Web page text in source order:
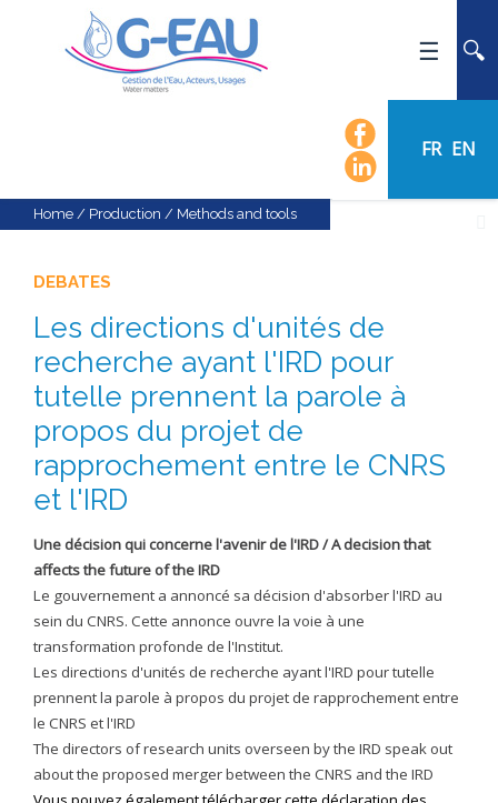
FR EN
NEWS
CALENDAR OF EVENTS
STAFF
SCIENTIFIC FIELDS
TEAMS
RECRUITMENT
RESEARCH
GEOGRAPHIC LOCATIONS
CURRENT PROJECTS
UMR NETWORKS
REGULAR SEMINARS
TRAINING COURSES
MASTER
Home / Production / Methods and tools
DEBATES
Les directions d'unités de
recherche ayant l'IRD pour
tutelle prennent la parole à
propos du projet de
rapprochement entre le CNRS
et l'IRD
Une décision qui concerne l'avenir de l'IRD / A decision that
affects the future of the IRD
Le gouvernement a annoncé sa décision d'absorber l'IRD au
sein du CNRS. Cette annonce ouvre la voie à une
transformation profonde de l'Institut.
Les directions d'unités de recherche ayant l'IRD pour tutelle
prennent la parole à propos du projet de rapprochement entre
le CNRS et l'IRD
The directors of research units overseen by the IRD speak out
about the proposed merger between the CNRS and the IRD